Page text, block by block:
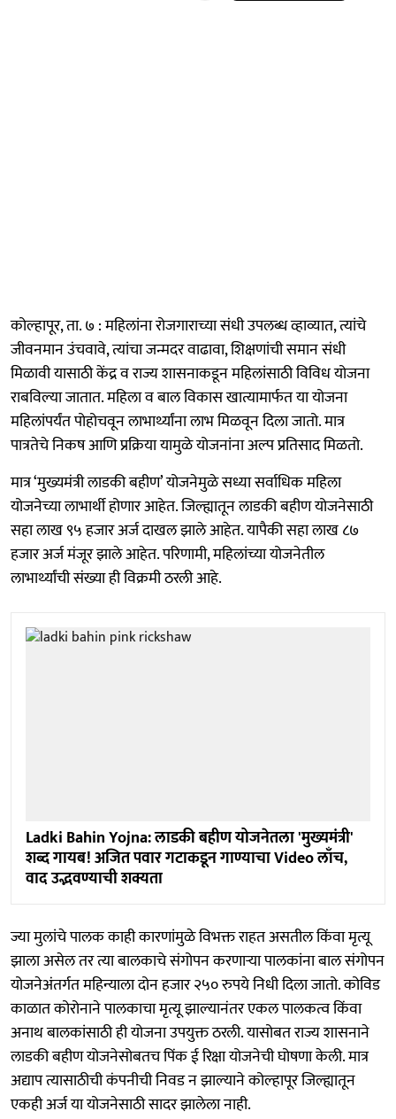
कोल्हापूर, ता. ७ : महिलांना रोजगाराच्या संधी उपलब्ध व्हाव्यात, त्यांचे
जीवनमान उंचवावे, त्यांचा जन्मदर वाढावा, शिक्षणांची समान संधी
मिळावी यासाठी केंद्र व राज्य शासनाकडून महिलांसाठी विविध योजना
राबविल्या जातात. महिला व बाल विकास खात्यामार्फत या योजना
महिलांपर्यंत पोहोचवून लाभार्थ्यांना लाभ मिळवून दिला जातो. मात्र
पात्रतेचे निकष आणि प्रक्रिया यामुळे योजनांना अल्प प्रतिसाद मिळतो.
मात्र ‘मुख्यमंत्री लाडकी बहीण’ योजनेमुळे सध्या सर्वाधिक महिला
योजनेच्या लाभार्थी होणार आहेत. जिल्ह्यातून लाडकी बहीण योजनेसाठी
सहा लाख ९५ हजार अर्ज दाखल झाले आहेत. यापैकी सहा लाख ८७
हजार अर्ज मंजूर झाले आहेत. परिणामी, महिलांच्या योजनेतील
लाभार्थ्यांची संख्या ही विक्रमी ठरली आहे.
Ladki Bahin Yojna: लाडकी बहीण योजनेतला 'मुख्यमंत्री'
शब्द गायब! अजित पवार गटाकडून गाण्याचा Video लाँच,
वाद उद्भवण्याची शक्यता
ज्या मुलांचे पालक काही कारणांमुळे विभक्त राहत असतील किंवा मृत्यू
झाला असेल तर त्या बालकाचे संगोपन करणाऱ्या पालकांना बाल संगोपन
योजनेअंतर्गत महिन्याला दोन हजार २५० रुपये निधी दिला जातो. कोविड
काळात कोरोनाने पालकाचा मृत्यू झाल्यानंतर एकल पालकत्व किंवा
अनाथ बालकांसाठी ही योजना उपयुक्त ठरली. यासोबत राज्य शासनाने
लाडकी बहीण योजनेसोबतच पिंक ई रिक्षा योजनेची घोषणा केली. मात्र
अद्याप त्यासाठीची कंपनीची निवड न झाल्याने कोल्हापूर जिल्ह्यातून
एकही अर्ज या योजनेसाठी सादर झालेला नाही.